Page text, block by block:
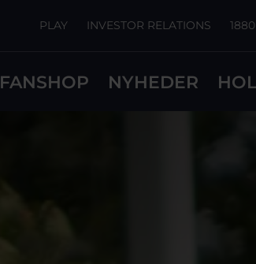
FANSHOP NYHEDER
PLAY INVESTOR RELATIONS 1880